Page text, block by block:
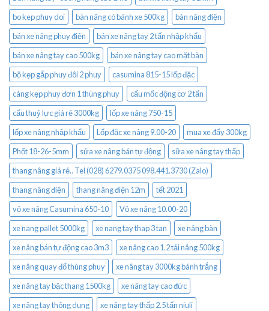
bo kep phuy doi
bàn nâng có bánh xe 500kg
bàn nâng điện
bán xe nâng phuy điện
bán xe nâng tay 2 tấn nhập khẩu
bán xe nâng tay cao 500kg
bán xe nâng tay cao mặt bàn
bộ kẹp gắp phuy đôi 2 phuy
casumina 815-15 lốp đặc
càng kẹp phuy đơn 1 thùng phuy
cẩu mốc động cơ 2 tấn
cẩu thuỷ lực giá rẻ 3000kg
lốp xe nâng 750-15
lốp xe nâng nhập khẩu
Lốp đặc xe nâng 9.00-20
mua xe đẩy 300kg
Phốt 18-26-5mm
sửa xe nâng bán tự động
sữa xe nâng tay thấp
thang nâng giá rẻ.. Tel (028) 6279.0375 098.441.3730 (Zalo)
thang nâng điện
thang nâng điện 12m
tết 2021
vỏ xe nâng Casumina 650-10
Vỏ xe nâng 10.00-20
xe nang pallet 5000kg
xe nang tay thap 3 tan
xe nâng bàn
xe nâng bán tự động cao 3m3
xe nâng cao 1.2 tải nâng 500kg
xe nâng quay đổ thùng phuy
xe nâng tay 3000kg bánh trắng
xe nâng tay bậc thang 1500kg
xe nâng tay cao đức
xe nâng tay thông dụng
xe nâng tay thấp 2.5 tấn niuli